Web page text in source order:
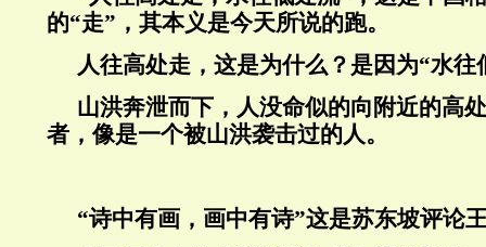
的“走”，其本义是今天所说的跑。
人往高处走，这是为什么？是因为“水往
山洪奔泄而下，人没命似的向附近的高
者，像是一个被山洪袭击过的人。
“诗中有画，画中有诗”这是苏东坡评论